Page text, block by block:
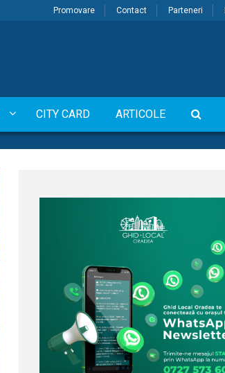
Promovare Contact Parteneri
CITY CARD ARTICOLE